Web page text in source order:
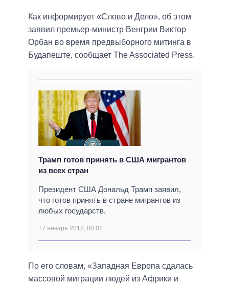
Как информирует «Слово и Дело», об этом
заявил премьер-министр Венгрии Виктор
Орбан во время предвыборного митинга в
Будапеште, сообщает The Associated Press.
Трамп готов принять в США мигрантов
из всех стран
Президент США Дональд Трамп заявил,
что готов принять в стране мигрантов из
любых государств.
17 января 2018, 00:02
По его словам, «Западная Европа сдалась
массовой миграции людей из Африки и